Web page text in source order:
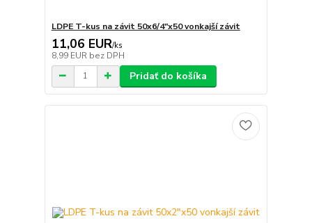
LDPE T-kus na závit 50x6/4"x50 vonkajší závit
11,06 EUR/ks
8,99 EUR bez DPH
Pridať do košíka